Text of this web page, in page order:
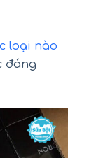
loại nào
đáng